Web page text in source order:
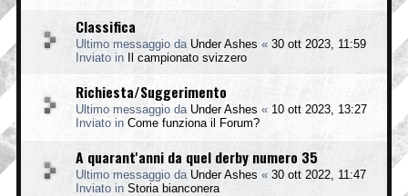
Classifica
Ultimo messaggio da Under Ashes « 30 ott 2023, 11:59
Inviato in
Il campionato svizzero
Richiesta/Suggerimento
Ultimo messaggio da Under Ashes « 10 ott 2023, 13:27
Inviato in Come funziona il Forum?
A quarant'anni da quel derby numero 35
Ultimo messaggio da Under Ashes « 30 ott 2022, 11:47
Inviato in Storia bianconera